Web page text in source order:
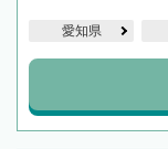
愛知県